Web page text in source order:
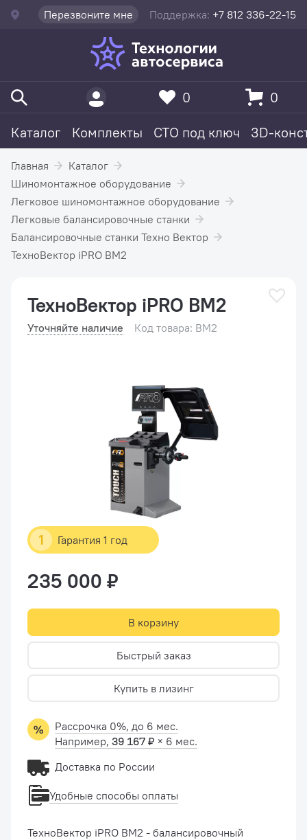
Перезвоните мне Поддержка: +7 812 336-22-15
Каталог Комплекты СТО под ключ 3D-
0 0
Главная
Каталог
Шиномонтажное оборудование
Легковое шиномонтажное оборудование
Легковые балансировочные станки
Балансировочные станки Техно Вектор
ТехноВектор iPRO BM2
1 Гарантия 1 год
ТехноВектор iPRO BM2
Уточняйте наличие Код товара: BM2
ТехноВектор iPRO BM2 - балансировочный
235 000 ₽
В корзину
Быстрый заказ
Купить в лизинг
Рассрочка 0%, до 6 мес.
Например, 39 167 ₽ × 6 мес.
Доставка по России
Удобные способы оплаты